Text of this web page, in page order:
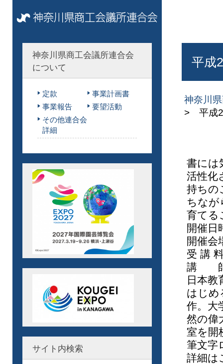
平成
神奈川
> 平成
書には
活性化
持ちの
ちなが
育てる
開催日
開催
受 講
講 師
日本
はじめ
作。大
然の偉
室を開
筆文字
詳細
神奈川県商工会議所連合会
について
定款
事業計画書
事業報告
要望活動
その他連合会
詳細
サイト内検索